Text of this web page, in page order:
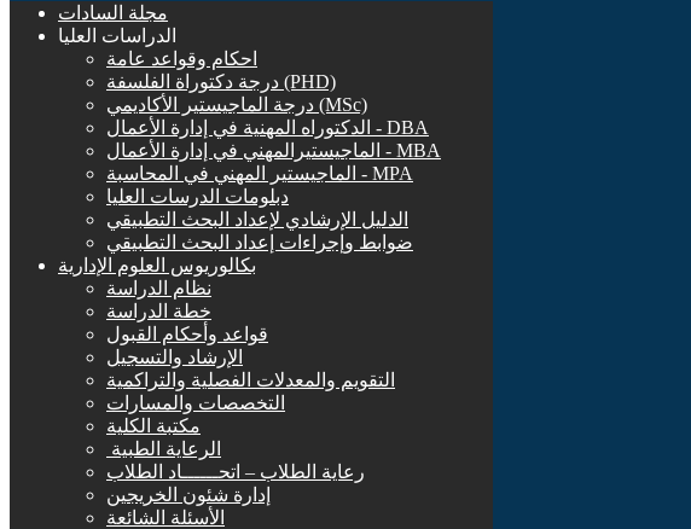
مجلة السادات
الدراسات العليا
احكام وقواعد عامة
درجة دكتوراة الفلسفة (PHD)
درجة الماجيستير الأكاديمي (MSc)
الدكتوراه المهنية في إدارة الأعمال - DBA
الماجيستيرالمهني في إدارة الأعمال - MBA
الماجيستير المهني في المحاسبة - MPA
دبلومات الدرسات العليا
الدليل الإرشادي لإعداد البحث التطبيقي
ضوابط وإجراءات إعداد البحث التطبيقي
بكالوريوس العلوم الإدارية
نظام الدراسة
خطة الدراسة
قواعد وأحكام القبول
الإرشاد والتسجيل
التقويم والمعدلات الفصلية والتراكمية
التخصصات والمسارات
مكتبة الكلية
الرعاية الطبية ‏
رعاية الطلاب – اتحــــــاد الطلاب
إدارة شئون الخريجين
الأسئلة الشائعة